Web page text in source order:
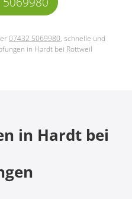
07432 5069980, schnelle und
in Hardt bei Rottweil
in Hardt bei